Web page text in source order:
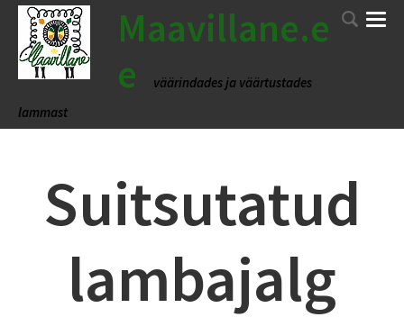
Maavillane.e
e
väärindades ja väärtustades
lammast
Suitsutatud
lambajalg